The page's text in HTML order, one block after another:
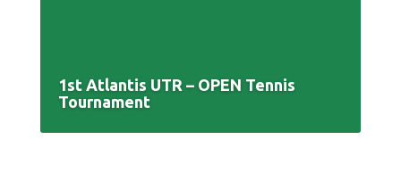
1st Atlantis UTR – OPEN Tennis
Tournament